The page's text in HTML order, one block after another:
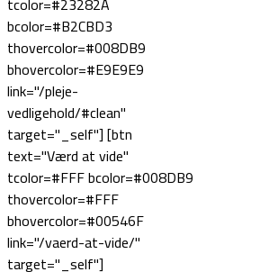
bcolor=#B2CBD3
thovercolor=#008DB9
bhovercolor=#E9E9E9
link="/pleje-
vedligehold/#clean"
target="_self"] [btn
text="Værd at vide"
tcolor=#FFF bcolor=#008DB9
thovercolor=#FFF
bhovercolor=#00546F
link="/vaerd-at-vide/"
target="_self"]